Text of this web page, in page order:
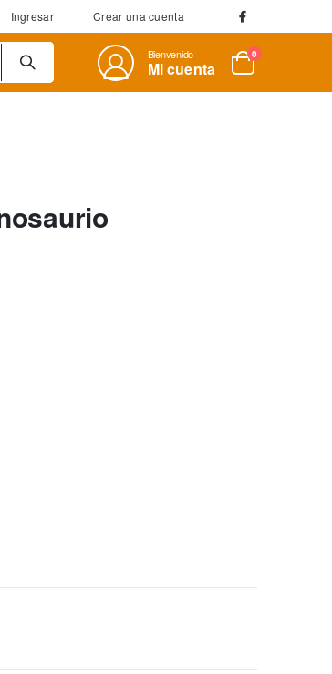
Ingresar Crear una cuenta
Bienvenido
Mi cuenta Cart
0artículos